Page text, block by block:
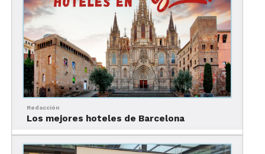
Ubicado en el monte Carmelo, este surreal parque
nombrado Patrimonio de la Humanidad por la
UNESCO está inspirado en las formas orgánicas de
la naturaleza, el simbolismo y la mitología. Te
invitamos a explorarlo en estelink.
Por supuesto, que al hablar de arquitectura en
Barcelona, nada como nuestra siguiente parada:
Milà.
Redacción
Los mejores hoteles de Barcelona